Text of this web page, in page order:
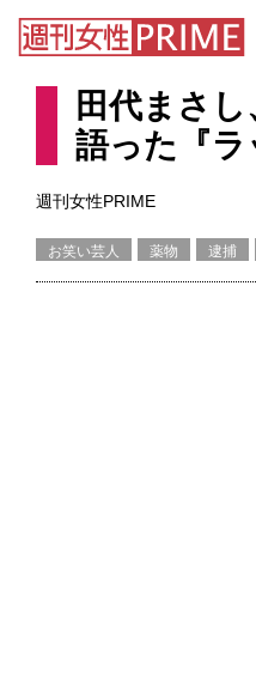
田代まさ
語った『
週刊女性PRIME
お笑い芸人 薬物 逮捕